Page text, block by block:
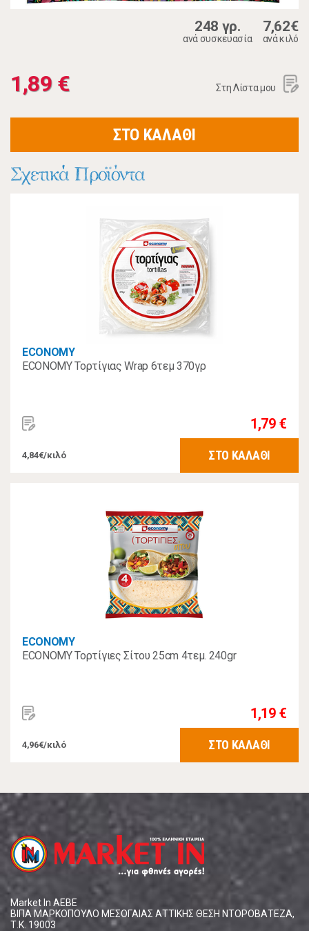
248 γρ.
ανά συσκευασία
7,62€
ανά κιλό
1,89 € Στη Λίστα μου
ΣΤΟ ΚΑΛΑΘΙ
Σχετικά Προϊόντα
ECONOMY
ECONOMY Τορτίγιας Wrap 6τεμ 370γρ
1,79 €
4,84€/κιλό ΣΤΟ ΚΑΛΑΘΙ
ECONOMY
ECONOMY Τορτίγιες Σίτου 25cm 4τεμ. 240gr
1,19 €
4,96€/κιλό ΣΤΟ ΚΑΛΑΘΙ
Market In ΑΕΒΕ
ΒΙΠΑ ΜΑΡΚΟΠΟΥΛΟ ΜΕΣΟΓΑΙΑΣ ΑΤΤΙΚΗΣ ΘΕΣΗ ΝΤΟΡΟΒΑΤΕΖΑ,
Τ.Κ. 19003